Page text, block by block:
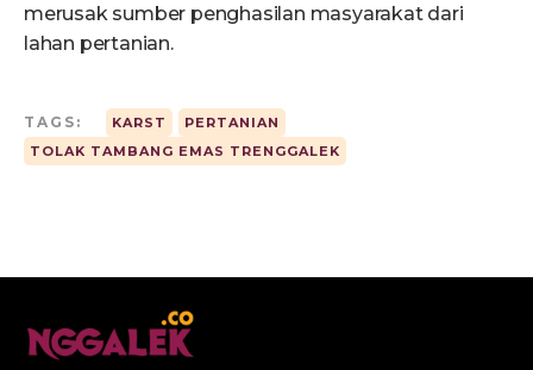
merusak sumber penghasilan masyarakat dari
lahan pertanian.
TAGS: KARST
PERTANIAN
TOLAK TAMBANG EMAS TRENGGALEK